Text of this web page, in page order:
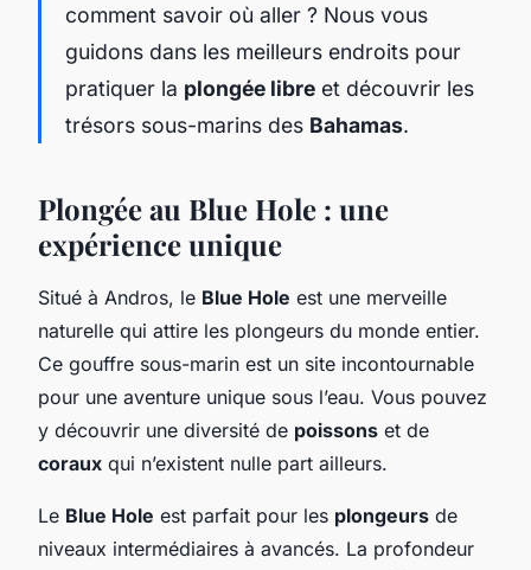
comment savoir où aller ? Nous vous
guidons dans les meilleurs endroits pour
pratiquer la plongée libre et découvrir les
trésors sous-marins des Bahamas.
Plongée au Blue Hole : une
expérience unique
Situé à Andros, le Blue Hole est une merveille
naturelle qui attire les plongeurs du monde entier.
Ce gouffre sous-marin est un site incontournable
pour une aventure unique sous l’eau. Vous pouvez
y découvrir une diversité de poissons et de
coraux qui n’existent nulle part ailleurs.
Le Blue Hole est parfait pour les plongeurs de
niveaux intermédiaires à avancés. La profondeur